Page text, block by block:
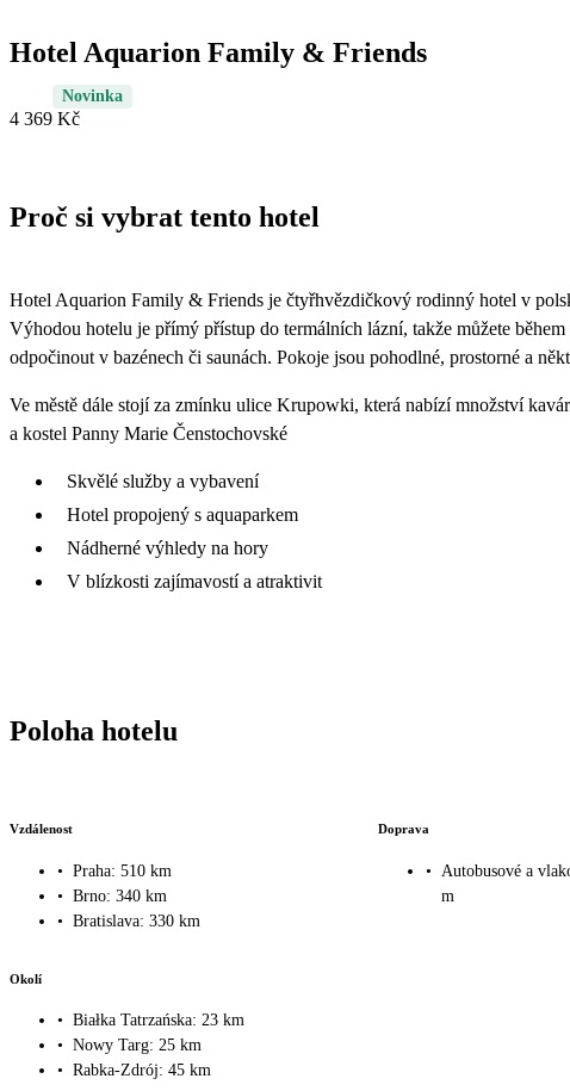
Hotel Aquarion Family & Friends
Novinka
4 369 Kč
Proč si vybrat tento hotel
Hotel Aquarion Family & Friends je čtyřhvězdičkový rodinný hotel v
Výhodou hotelu je přímý přístup do termálních lázní, takže můžete
odpočinout v bazénech či saunách. Pokoje jsou pohodlné, prostorné a
Ve městě dále stojí za zmínku ulice Krupowki, která nabízí množství
a kostel Panny Marie Čenstochovské
Skvělé služby a vybavení
Hotel propojený s aquaparkem
Nádherné výhledy na hory
V blízkosti zajímavostí a atraktivit
Poloha hotelu
Vzdálenost
• Praha: 510 km
• Brno: 340 km
• Bratislava: 330 km
Doprava
•
Autobusové a
m
Okolí
• Białka Tatrzańska: 23 km
• Nowy Targ: 25 km
• Rabka-Zdrój: 45 km